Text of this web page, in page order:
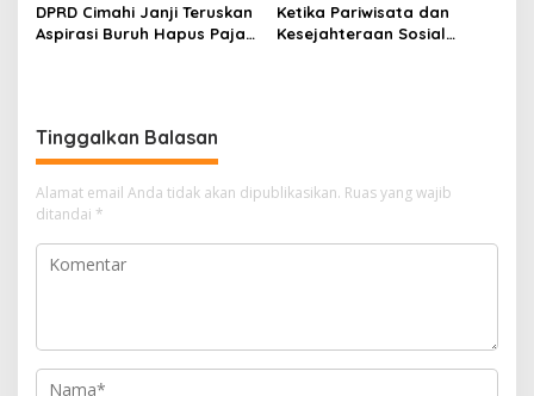
DPRD Cimahi Janji Teruskan
Aspirasi Buruh Hapus Pajak
Ketika Pariwisata dan
Kesejahteraan Sosial
Tinggalkan Balasan
Alamat email Anda tidak akan dipublikasikan. Ruas yang wajib
ditandai *